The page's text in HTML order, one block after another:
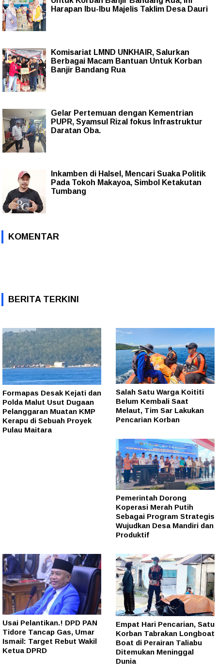
Harapan Ibu-Ibu Majelis Taklim Desa Dauri
Komisariat LMND UNKHAIR, Salurkan
Berbagai Macam Bantuan Untuk Korban
Banjir Bandang Rua
Gelar Pertemuan dengan Kementrian
PUPR, Syamsul Rizal fokus Infrastruktur
Daratan Oba.
Inkamben di Halsel, Mencari Suaka Politik
Pada Tokoh Makayoa, Simbol Ketakutan
Tumbang
KOMENTAR
BERITA TERKINI
Formapas Desak Kejati dan
Polda Malut Usut Dugaan
Pelanggaran Muatan KMP
Kerapu di Sebuah Proyek
Pulau Maitara
Salah Satu Warga Koititi
Belum Kembali Saat
Melaut, Tim Sar Lakukan
Pencarian Korban
Pemerintah Dorong
Koperasi Merah Putih
Sebagai Program Strategis
Wujudkan Desa Mandiri dan
Produktif
Usai Pelantikan.! DPD PAN
Tidore Tancap Gas, Umar
Ismail: Target Rebut Wakil
Ketua DPRD
Empat Hari Pencarian, Satu
Korban Tabrakan Longboat
Boat di Perairan Taliabu
Ditemukan Meninggal
Dunia